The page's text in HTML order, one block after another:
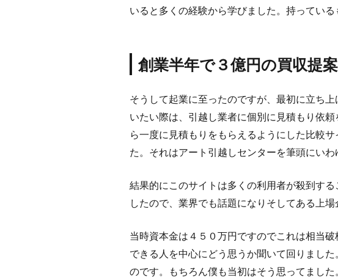
いると多くの経験から学びました。持ってい
創業半年で３億円の買収提
そうして起業に至ったのですが、最初に立ち
いたい際は、引越し業者に個別に見積もり依
ら一度に見積もりをもらえるようにした比較
た。それはアート引越しセンターを筆頭にい
結果的にこのサイトは多くの利用者が殺到す
したので、業界でも話題になりそしてある上
当時資本金は４５０万円ですのでこれは相当
できる人を中心にどう思うか聞いて回りまし
のです。もちろん僕も当初はそう思ってまし